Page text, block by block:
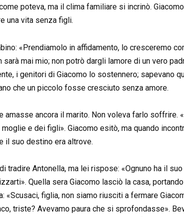
poteva, ma il clima familiare si incrinò.
una vita senza figli.
«Prendiamolo in affidamento, lo cresceremo
mai mio; non potrò dargli lamore di un vero
i genitori di Giacomo lo sostennero; sapevano
che un piccolo fosse cresciuto senza amore.
amasse ancora il marito. Non voleva farlo soffrire.
e dei figli». Giacomo esitò, ma quando
il suo destino era altrove.
tradire Antonella, ma lei rispose: «Ognuno ha il
Quella sera Giacomo lasciò la casa,
«Scusaci, figlia, non siamo riusciti a fermare
triste? Avevamo paura che si sprofondasse».